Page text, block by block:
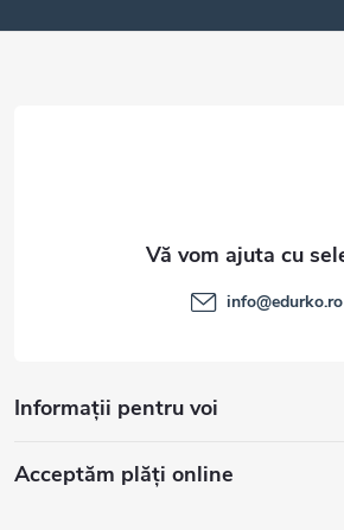
o
Informații pentru voi
Acceptăm plăţi online
info@edurko.ro